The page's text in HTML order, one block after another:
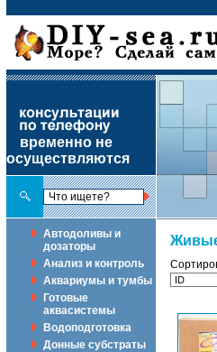
временно не
осуществляются
Автодоливы и
дозаторы
Анализ и контроль
Аквариумы и тумбы
Готовые
аквасистемы
Водоподготовка
Донные субстраты